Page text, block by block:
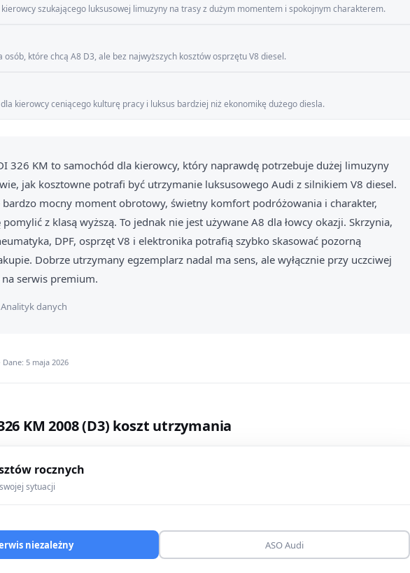
szukającego luksusowej limuzyny na trasy z dużym momentem i spokojnym charakterem.
osób, które chcą A8 D3, ale bez najwyższych kosztów osprzętu V8 diesel.
kierowcy ceniącego kulturę pracy i luksus bardziej niż ekonomikę dużego diesla.
326 KM to samochód dla kierowcy, który naprawdę potrzebuje dużej limuzyny
jak kosztowne potrafi być utrzymanie luksusowego Audi z silnikiem V8 diesel.
bardzo mocny moment obrotowy, świetny komfort podróżowania i charakter,
z klasą wyższą. To jednak nie jest używane A8 dla łowcy okazji. Skrzynia,
DPF, osprzęt V8 i elektronika potrafią szybko skasować pozorną
Dobrze utrzymany egzemplarz nadal ma sens, ale wyłącznie przy uczciwej
serwis premium.
danych
5 maja 2026
KM 2008 (D3) koszt utrzymania
rocznych
sytuacji
niezależny ASO Audi